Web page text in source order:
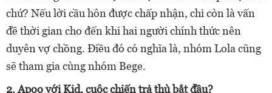
chứ? Nếu lời cầu hôn được chấp nhận, chỉ còn là vấn
đề thời gian cho đến khi hai người chính thức nên
duyên vợ chồng. Điều đó có nghĩa là, nhóm Lola cũng
sẽ tham gia cùng nhóm Bege.
2. Apoo với Kid, cuộc chiến trả thù bắt đầu?